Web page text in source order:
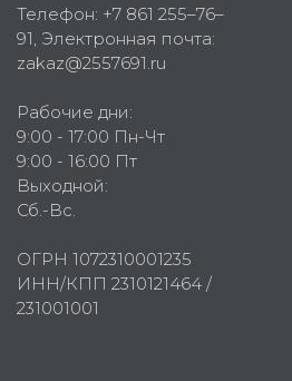
Телефон: +7 861 255–76–
91, Электронная почта:
zakaz@2557691.ru
Рабочие дни:
9:00 - 17:00 Пн-Чт
9:00 - 16:00 Пт
Выходной:
Сб.-Вс.
ОГРН 1072310001235
ИНН/КПП 2310121464 /
231001001